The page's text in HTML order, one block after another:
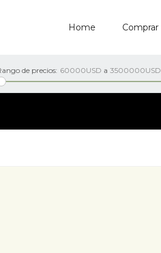
Home Comprar
de precios: 60000USD a 3500000USD